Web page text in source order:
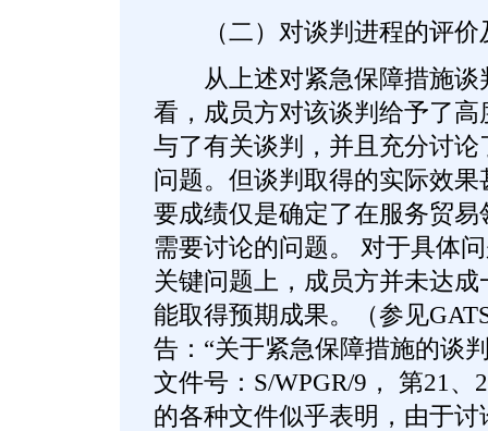
（二）对谈判进程的评价
从上述对紧急保障措施谈
看，成员方对该谈判给予了
与了有关谈判，并且充分讨
问题。但谈判取得的实际效
要成绩仅是确定了在服务贸
需要讨论的问题。 对于具体
关键问题上，成员方并未达
能取得预期成果。（参见
告：“关于紧急保障措施的谈
文件号：S/WPGR/9， 第21
的各种文件似乎表明，由于